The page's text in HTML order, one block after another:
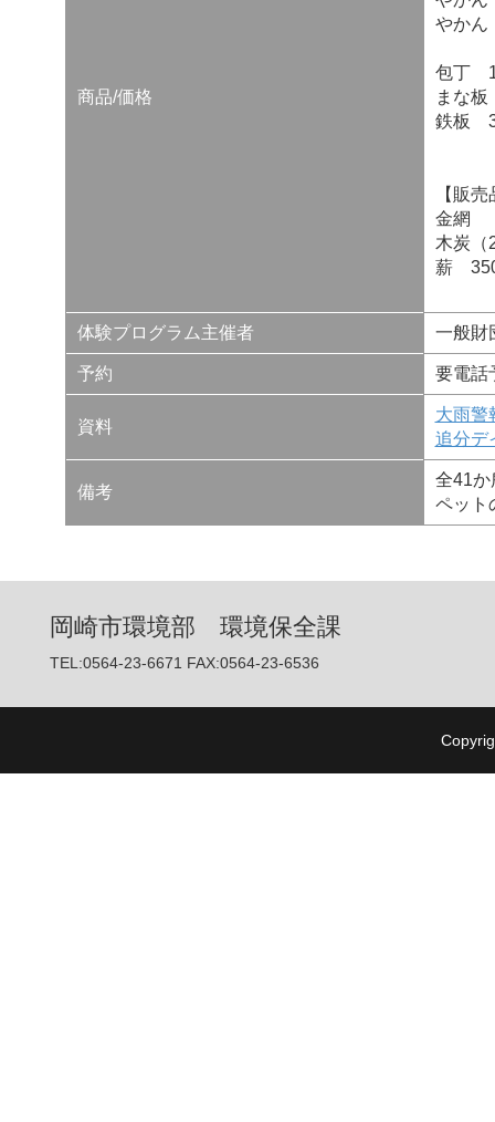
商品/価格
やか
包丁
まな
鉄板
【販
金網
木炭
薪
体験プログラム主催者 一般財
予約 要電話
資料
大雨警
追分デ
備考
全41か
ペット
岡崎市環境部 環境保全課
TEL:0564-23-6671 FAX:0564-23-6536